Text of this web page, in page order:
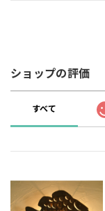
ショップの評価
すべて